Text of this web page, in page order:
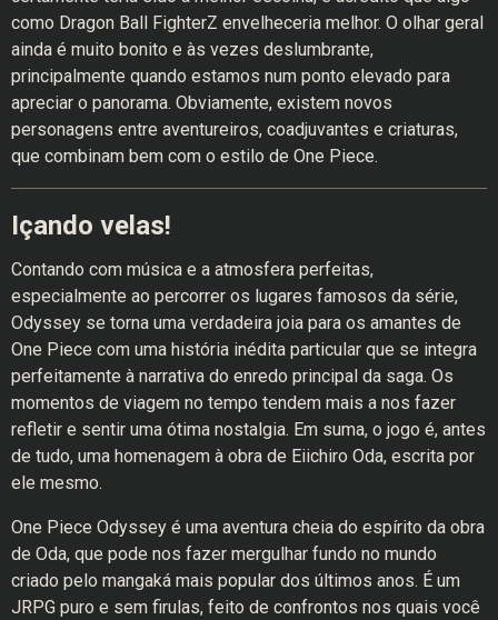
como Dragon Ball FighterZ envelheceria melhor. O olhar geral
ainda é muito bonito e às vezes deslumbrante,
principalmente quando estamos num ponto elevado para
apreciar o panorama. Obviamente, existem novos
personagens entre aventureiros, coadjuvantes e criaturas,
que combinam bem com o estilo de One Piece.
Içando velas!
Contando com música e a atmosfera perfeitas,
especialmente ao percorrer os lugares famosos da série,
Odyssey se torna uma verdadeira joia para os amantes de
One Piece com uma história inédita particular que se integra
perfeitamente à narrativa do enredo principal da saga. Os
momentos de viagem no tempo tendem mais a nos fazer
refletir e sentir uma ótima nostalgia. Em suma, o jogo é, antes
de tudo, uma homenagem à obra de Eiichiro Oda, escrita por
ele mesmo.
One Piece Odyssey é uma aventura cheia do espírito da obra
de Oda, que pode nos fazer mergulhar fundo no mundo
criado pelo mangaká mais popular dos últimos anos. É um
JRPG puro e sem firulas, feito de confrontos nos quais você